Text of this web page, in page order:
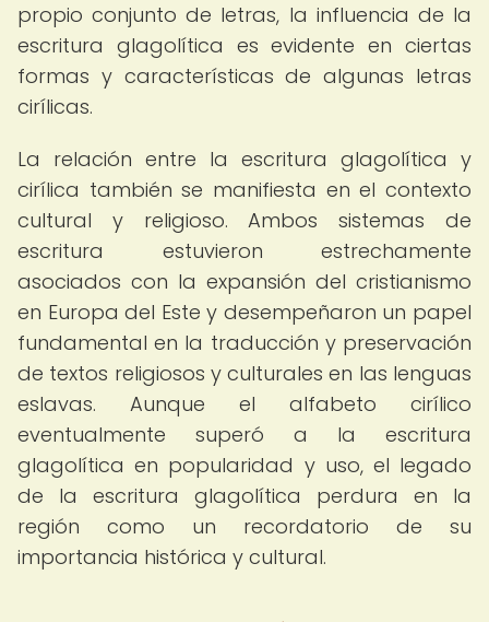
propio conjunto de letras, la influencia de la
escritura glagolítica es evidente en ciertas
formas y características de algunas letras
cirílicas.
La relación entre la escritura glagolítica y
cirílica también se manifiesta en el contexto
cultural y religioso. Ambos sistemas de
escritura estuvieron estrechamente
asociados con la expansión del cristianismo
en Europa del Este y desempeñaron un papel
fundamental en la traducción y preservación
de textos religiosos y culturales en las lenguas
eslavas. Aunque el alfabeto cirílico
eventualmente superó a la escritura
glagolítica en popularidad y uso, el legado
de la escritura glagolítica perdura en la
región como un recordatorio de su
importancia histórica y cultural.